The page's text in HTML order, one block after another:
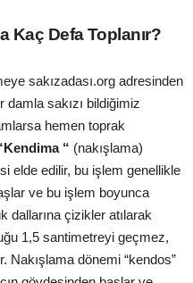
Kaç Defa Toplanır?
sakızadası.org adresinden
sakızı bildiğimiz
hemen toprak
“ (nakışlama)
elde edilir, bu işlem genellikle
ve bu işlem boyunca
dallarına çizikler atılarak
1,5 santimetreyi geçmez,
Nakışlama dönemi “kendos”